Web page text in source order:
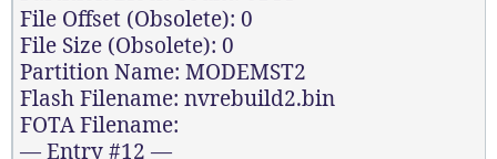
File Offset (Obsolete): 0
File Size (Obsolete): 0
Partition Name: MODEMST2
Flash Filename: nvrebuild2.bin
FOTA Filename:
— Entry #12 —